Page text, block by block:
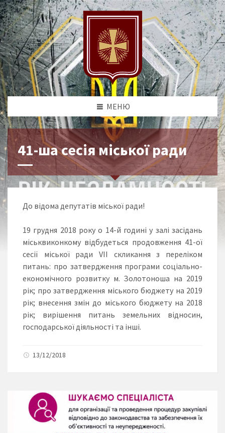
МЕНЮ
41-ша сесія міської ради
До відома депутатів міської ради!
19 грудня 2018 року о 14-й годині у залі засідань
міськвиконкому відбудеться продовження 41-ої
сесії міської ради VІІ скликання з переліком
питань: про затвердження програми соціально-
економічного розвитку м. Золотоноша на 2019
рік; про затвердження міського бюджету на 2019
рік; внесення змін до міського бюджету на 2018
рік; вирішення питань земельних відносин,
господарської діяльності та інші.
13/12/2018